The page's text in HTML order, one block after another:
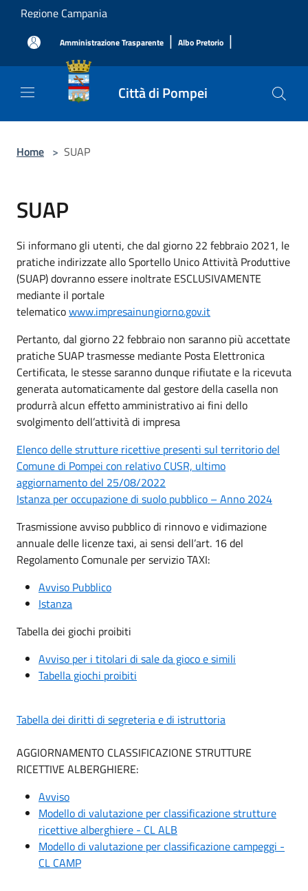
Salta al contenuto principale
Regione Campania
Amministrazione Trasparente | Albo Pretorio |
Città di Pompei
Home > SUAP
SUAP
Si informano gli utenti, che dal giorno 22 febbraio 2021, le
pratiche indirizzate allo Sportello Unico Attività Produttive
(SUAP) dovranno essere inoltrate ESCLUSIVAMENTE
mediante il portale
telematicowww.impresainungiorno.gov.it
Pertanto, dal giorno 22 febbraio non saranno più accettate
pratiche SUAP trasmesse mediante Posta Elettronica
Certificata, le stesse saranno dunque rifiutate e la ricevuta
generata automaticamente dal gestore della casella non
produrrà alcun effetto amministrativo ai fini dello
svolgimento dell’attività di impresa
Elenco delle strutture ricettive presenti sul territorio del
Comune di Pompei con relativo CUSR, ultimo
aggiornamento del 25/08/2022
Istanza per occupazione di suolo pubblico – Anno 2024
Trasmissione avviso pubblico di rinnovo e vidimazione
annuale delle licenze taxi, ai sensi dell’art. 16 del
Regolamento Comunale per servizio TAXI:
Avviso Pubblico
Istanza
Tabella dei giochi proibiti
Avviso per i titolari di sale da gioco e simili
Tabella giochi proibiti
Tabella dei diritti di segreteria e di istruttoria
AGGIORNAMENTO CLASSIFICAZIONE STRUTTURE
RICETTIVE ALBERGHIERE:
Avviso
Modello di valutazione per classificazione strutture
ricettive alberghiere - CL ALB
Modello di valutazione per classificazione campeggi -
CL CAMP